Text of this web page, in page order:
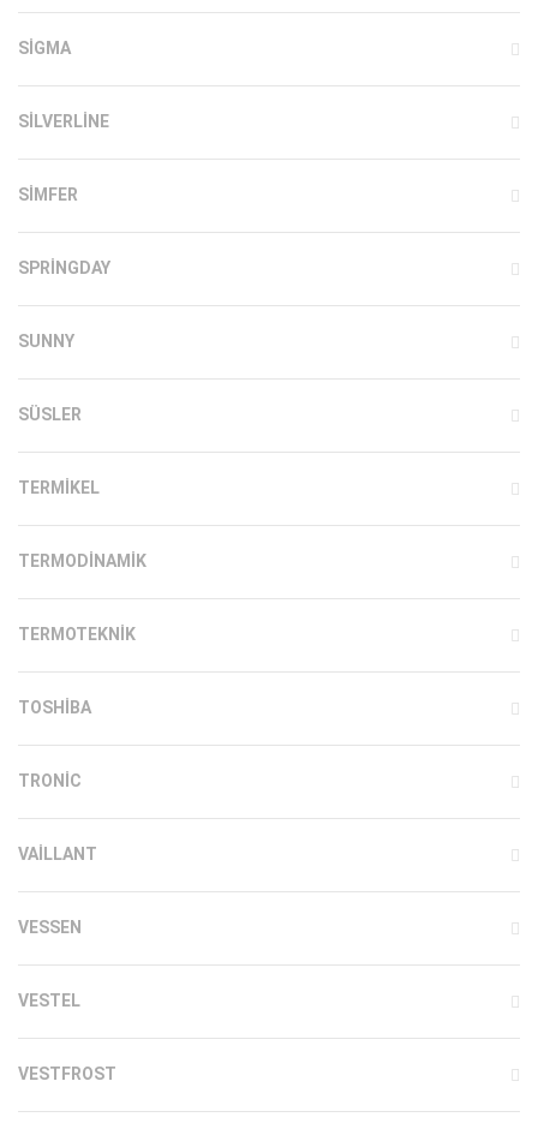
SIGMA
SILVERLINE
SIMFER
SPRINGDAY
SUNNY
SÜSLER
TERMIKEL
TERMODINAMIK
TERMOTEKNIK
TOSHIBA
TRONIC
VAILLANT
VESSEN
VESTEL
VESTFROST